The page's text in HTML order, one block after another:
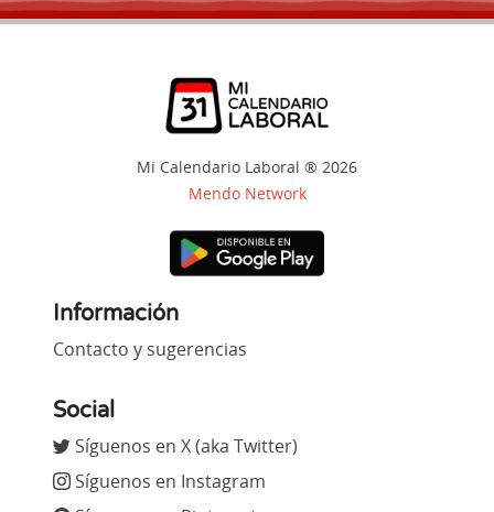
Mi Calendario Laboral ® 2026
Mendo Network
Información
Contacto y sugerencias
Social
Síguenos en X (aka Twitter)
Síguenos en Instagram